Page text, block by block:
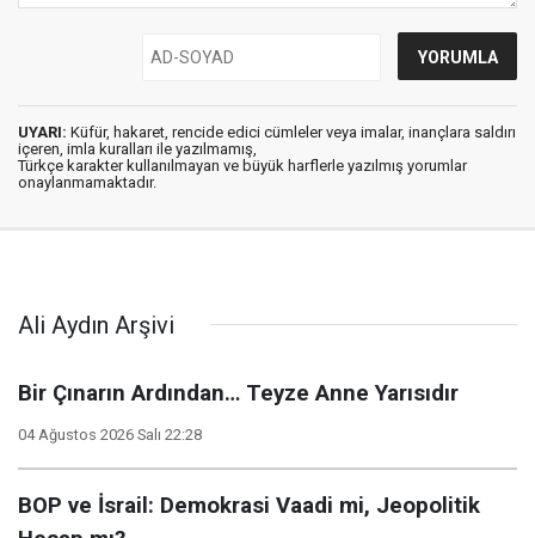
UYARI: Küfür, hakaret, rencide edici cümleler veya imalar, inançlara saldırı
içeren, imla kuralları ile yazılmamış,
Türkçe karakter kullanılmayan ve büyük harflerle yazılmış yorumlar
onaylanmamaktadır.
Ali Aydın Arşivi
Bir Çınarın Ardından… Teyze Anne Yarısıdır
04 Ağustos 2026 Salı 22:28
BOP ve İsrail: Demokrasi Vaadi mi, Jeopolitik